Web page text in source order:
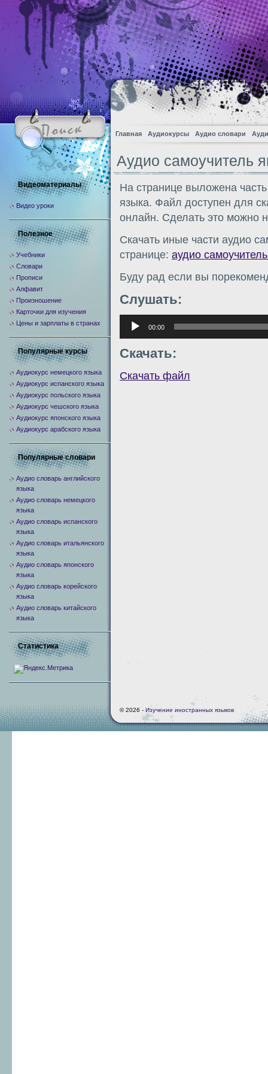
Главная Аудиокурсы Аудио словари
Аудио самоучитель
На странице выложена
языка. Файл доступен для
онлайн. Сделать это можно
Скачать иные части аудио
странице: аудио
Буду рад если вы
Слушать:
Аудиоплеер
00:00
Скачать:
Скачать файл
Видеоматериалы
Видео уроки
Полезное
Учебники
Словари
Прописи
Алфавит
Произношение
Карточки для изучения
Цены и зарплаты в странах
Популярные курсы
Аудиокурс немецкого языка
Аудиокурс испанского языка
Аудиокурс польского языка
Аудиокурс чешского языка
Аудиокурс японского языка
Аудиокурс арабского языка
Популярные словари
Аудио словарь английского
языка
Аудио словарь немецкого
языка
Аудио словарь испанского
языка
Аудио словарь итальянского
языка
Аудио словарь японского
языка
Аудио словарь корейского
языка
Аудио словарь китайского
языка
Статистика
© 2026 - Изучение иностранных языков